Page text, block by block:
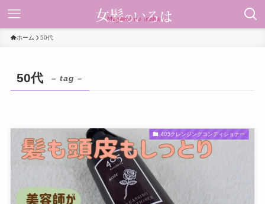
ホーム 50代
50代 – tag –
405クレンジングコンディショナー